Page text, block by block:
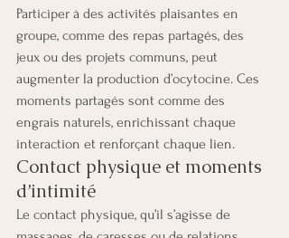
Participer à des activités plaisantes en
groupe, comme des repas partagés, des
jeux ou des projets communs, peut
augmenter la production d’ocytocine. Ces
moments partagés sont comme des
engrais naturels, enrichissant chaque
interaction et renforçant chaque lien.
Contact physique et moments
d’intimité
Le contact physique, qu’il s’agisse de